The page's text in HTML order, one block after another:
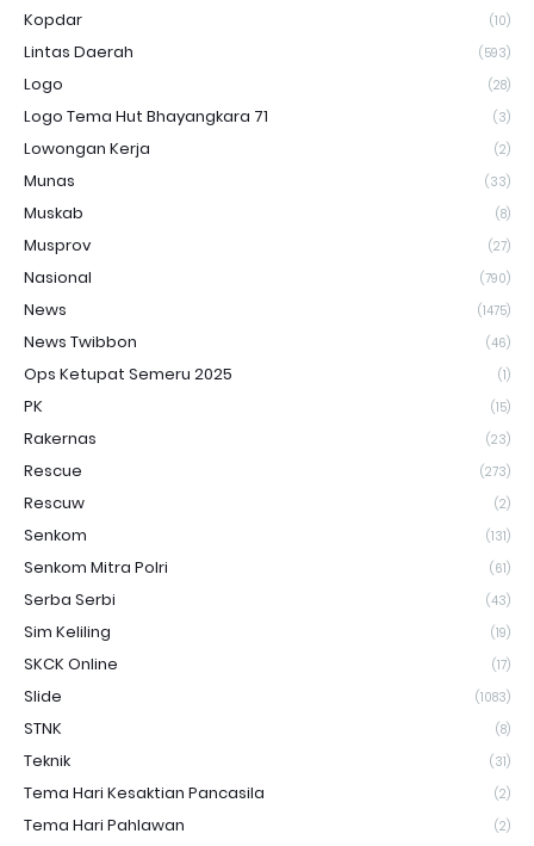
Kopdar (10)
Lintas Daerah (593)
Logo (28)
Logo Tema Hut Bhayangkara 71 (3)
Lowongan Kerja (2)
Munas (33)
Muskab (8)
Musprov (27)
Nasional (790)
News (1475)
News Twibbon (46)
Ops Ketupat Semeru 2025 (1)
PK (15)
Rakernas (23)
Rescue (273)
Rescuw (2)
Senkom (131)
Senkom Mitra Polri (61)
Serba Serbi (43)
Sim Keliling (19)
SKCK Online (17)
Slide (1083)
STNK (8)
Teknik (31)
Tema Hari Kesaktian Pancasila (2)
Tema Hari Pahlawan (2)